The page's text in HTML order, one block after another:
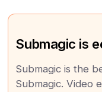
Submagic is
Submagic is the
Submagic. Video